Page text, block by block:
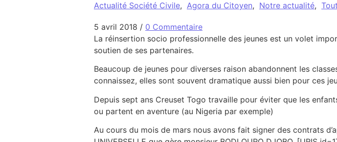
Actualité Société Civile, Agora du Citoyen, Notre actualité,
5 avril 2018 / 0 Commentaire
La réinsertion socio professionnelle des jeunes est un volet
soutien de ses partenaires.
Beaucoup de jeunes pour diverses raison abandonnent les
connaissez, elles sont souvent dramatique aussi bien pour ces
Depuis sept ans Creuset Togo travaille pour éviter que les
ou partent en aventure (au Nigeria par exemple)
Au cours du mois de mars nous avons fait signer des contrats